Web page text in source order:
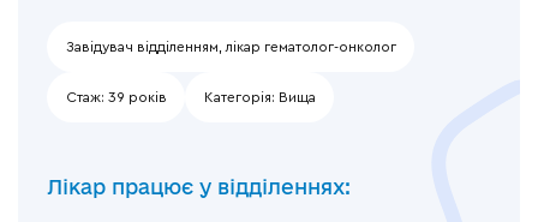
Завідувач відділенням, лікар гематолог-онколог
Стаж: 39 років Категорія: Вища
Лікар працює у відділеннях: